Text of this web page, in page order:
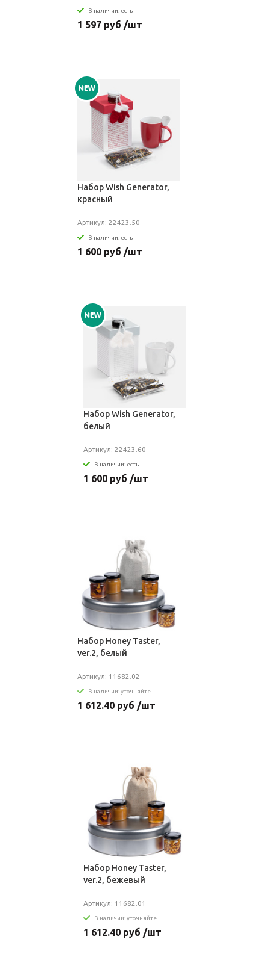
В наличии: есть
1 597 руб /шт
Набор Wish Generator,
красный
Артикул: 22423.50
В наличии: есть
1 600 руб /шт
Набор Wish Generator,
белый
Артикул: 22423.60
В наличии: есть
1 600 руб /шт
Набор Honey Taster,
ver.2, белый
Артикул: 11682.02
В наличии: уточняйте
1 612.40 руб /шт
Набор Honey Taster,
ver.2, бежевый
Артикул: 11682.01
В наличии: уточняйте
1 612.40 руб /шт